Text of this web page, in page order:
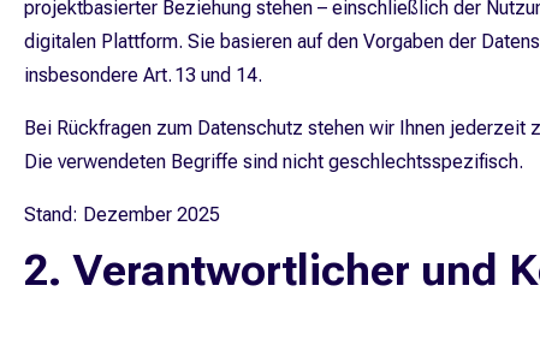
projektbasierter Beziehung stehen – einschließlich der
digitalen Plattform. Sie basieren auf den Vorgaben der
insbesondere Art. 13 und 14.
Bei Rückfragen zum Datenschutz stehen wir Ihnen jederzeit
Die verwendeten Begriffe sind nicht geschlechtsspezifisch.
Stand: Dezember 2025
2. Verantwortlicher und